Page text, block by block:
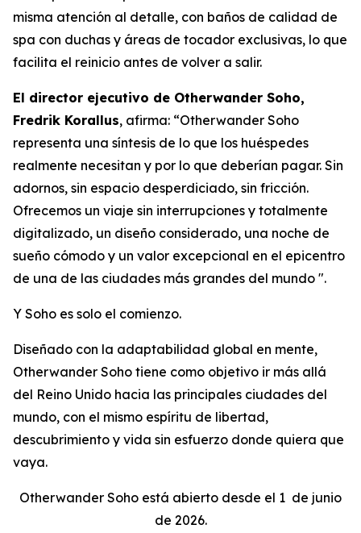
misma atención al detalle, con baños de calidad de
spa con duchas y áreas de tocador exclusivas, lo que
facilita el reinicio antes de volver a salir.
El director ejecutivo de Otherwander Soho,
Fredrik Korallus, afirma: “Otherwander Soho
representa una síntesis de lo que los huéspedes
realmente necesitan y por lo que deberían pagar. Sin
adornos, sin espacio desperdiciado, sin fricción.
Ofrecemos un viaje sin interrupciones y totalmente
digitalizado, un diseño considerado, una noche de
sueño cómodo y un valor excepcional en el epicentro
de una de las ciudades más grandes del mundo ".
Y Soho es solo el comienzo.
Diseñado con la adaptabilidad global en mente,
Otherwander Soho tiene como objetivo ir más allá
del Reino Unido hacia las principales ciudades del
mundo, con el mismo espíritu de libertad,
descubrimiento y vida sin esfuerzo donde quiera que
vaya.
Otherwander Soho está abierto desde el 1 de junio
de 2026.